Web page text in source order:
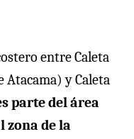
entre Caleta
Atacama) y Caleta
parte del área
de la